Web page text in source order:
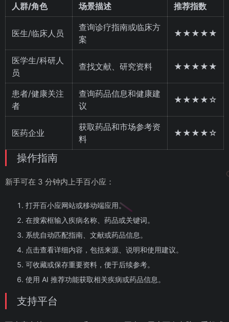
人群/角色 场景描述 推荐指数
医生/临床人员
查询诊疗指南或临床方
案
★★★★★
医学生/科研人
员
查找文献、研究资料 ★★★★★
患者/健康关注
者
查询药品信息和健康建
议
★★★★☆
医药企业
获取药品和市场参考资
料
★★★★☆
操作指南
新手可在 3 分钟内上手百小应：
打开百小应网站或移动端应用。
在搜索框输入疾病名称、药品或关键词。
系统自动匹配指南、文献或药品信息。
点击查看详细内容，包括来源、说明和使用建议。
可收藏或保存重要资料，便于后续参考。
使用 AI 推荐功能获取相关疾病或药品信息。
支持平台